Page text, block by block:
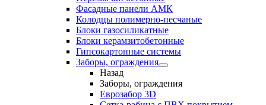
Фасадные панели АМК
Колодцы полимерно-песчаные
Блоки газосиликатные
Блоки керамзитобетонные
Гипсокартонные системы
Заборы, ограждения
Назад
Заборы, ограждения
Еврозабор 3D